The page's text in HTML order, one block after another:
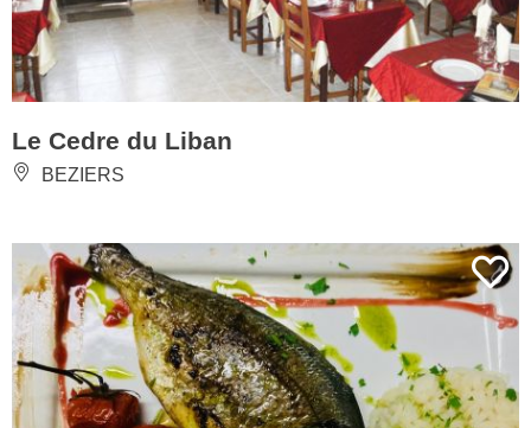
Le Cedre du Liban
BEZIERS